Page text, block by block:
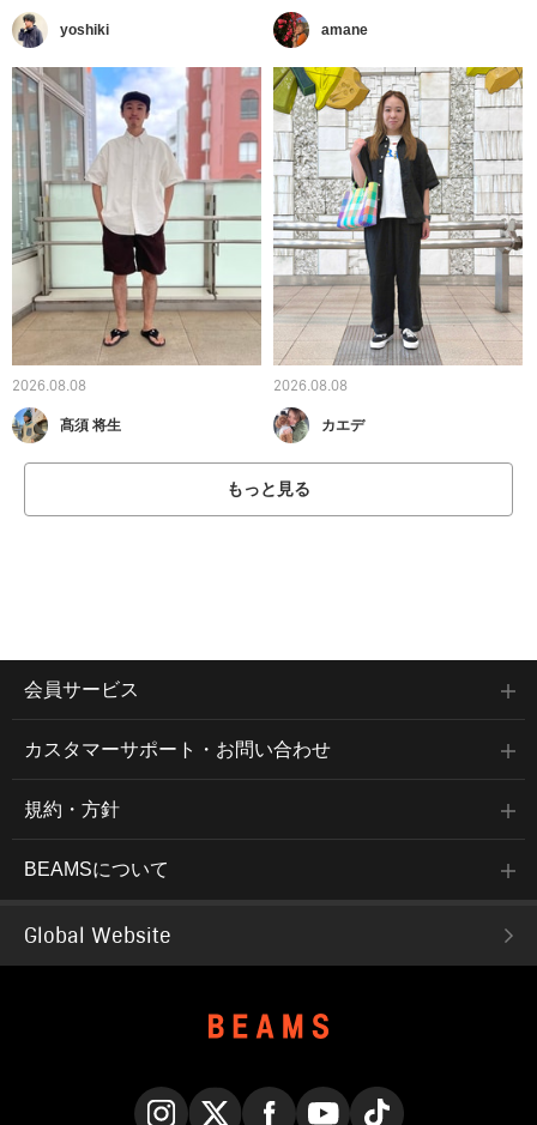
yoshiki amane
2026.08.08
髙須 将生
2026.08.08
カエデ
もっと見る
会員サービス
カスタマーサポート・お問い合わせ
規約・方針
BEAMSについて
Global Website